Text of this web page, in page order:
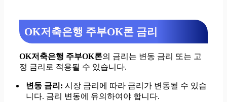
OK저축은행 주부OK론 금리
OK저축은행 주부OK론의 금리는 변동 금리 또는 고
정 금리로 적용될 수 있습니다.
변동 금리: 시장 금리에 따라 금리가 변동될 수 있습
니다. 금리 변동에 유의하여야 합니다.